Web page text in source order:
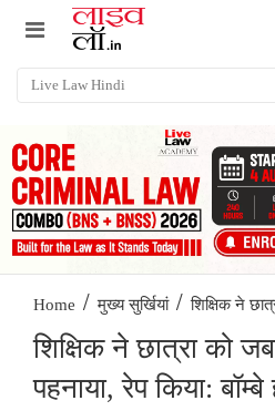
Home / मुख्य सुर्खियां / शिक्षिक ने
शिक्षिक ने छात्रा को
पहनाया, रेप किया: बॉम्बे